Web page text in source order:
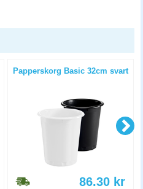
Papperskorg Basic 32cm svart
86.30 kr